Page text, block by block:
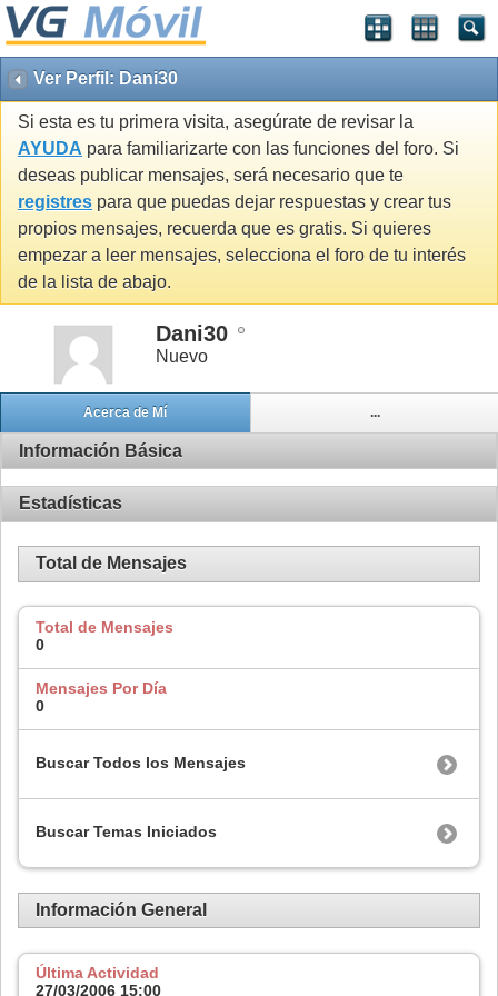
Ver Perfil: Dani30
Si esta es tu primera visita, asegúrate de revisar la
AYUDA para familiarizarte con las funciones del foro. Si
deseas publicar mensajes, será necesario que te
registres para que puedas dejar respuestas y crear tus
propios mensajes, recuerda que es gratis. Si quieres
empezar a leer mensajes, selecciona el foro de tu interés
de la lista de abajo.
Dani30
Nuevo
Acerca de Mí ...
Información Básica
Estadísticas
Total de Mensajes
Total de Mensajes
0
Mensajes Por Día
0
Buscar Todos los Mensajes
Buscar Temas Iniciados
Información General
Última Actividad
27/03/2006 15:00